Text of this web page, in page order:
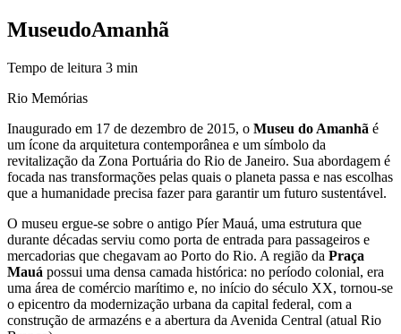
MuseudoAmanhã
Tempo de leitura 3 min
Rio Memórias
Inaugurado em 17 de dezembro de 2015, o Museu do Amanhã é
um ícone da arquitetura contemporânea e um símbolo da
revitalização da Zona Portuária do Rio de Janeiro. Sua abordagem é
focada nas transformações pelas quais o planeta passa e nas escolhas
que a humanidade precisa fazer para garantir um futuro sustentável.
O museu ergue-se sobre o antigo Píer Mauá, uma estrutura que
durante décadas serviu como porta de entrada para passageiros e
mercadorias que chegavam ao Porto do Rio. A região da Praça
Mauá possui uma densa camada histórica: no período colonial, era
uma área de comércio marítimo e, no início do século XX, tornou-se
o epicentro da modernização urbana da capital federal, com a
construção de armazéns e a abertura da Avenida Central (atual Rio